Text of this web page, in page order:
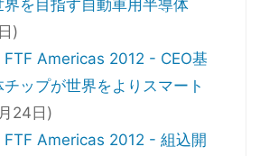
を目指す自動車用半導体
)
FTF Americas 2012 - CEO基
ップが世界をよりスマート
24日)
FTF Americas 2012 - 組込開